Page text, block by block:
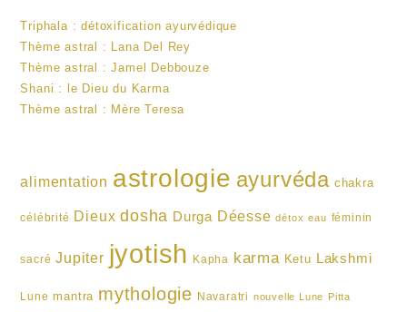
Triphala : détoxification ayurvédique
Thème astral : Lana Del Rey
Thème astral : Jamel Debbouze
Shani : le Dieu du Karma
Thème astral : Mère Teresa
alimentation astrologie ayurvéda chakra
célébrité Dieux dosha Durga Déesse détox eau féminin
sacré Jupiter jyotish Kapha karma Ketu Lakshmi
Lune mantra mythologie Navaratri nouvelle Lune Pitta